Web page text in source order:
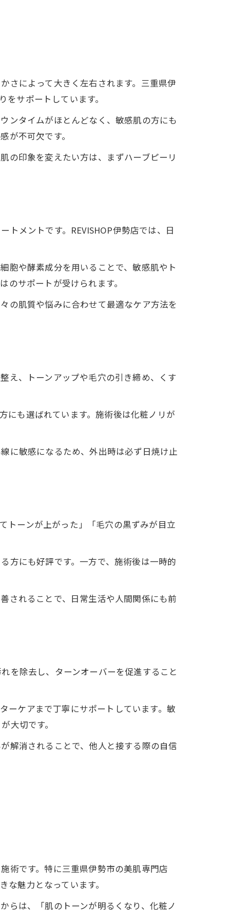
さによって大きく左右されます。三重県伊
サポートしています。
ンタイムがほとんどなく、敏感肌の方にも
が不可欠です。
の印象を変えたい方は、まずハーブピーリ
メントです。REVISHOP伊勢店では、日
胞や酵素成分を用いることで、敏感肌やト
サポートが受けられます。
の肌質や悩みに合わせて最適なケア方法を
え、トーンアップや毛穴の引き締め、くす
にも選ばれています。施術後は化粧ノリが
に敏感になるため、外出時は必ず日焼け止
トーンが上がった」「毛穴の黒ずみが目立
方にも好評です。一方で、施術後は一時的
されることで、日常生活や人間関係にも前
を除去し、ターンオーバーを促進すること
ーケアまで丁寧にサポートしています。敏
大切です。
解消されることで、他人と接する際の自信
術です。特に三重県伊勢市の美肌専門店
魅力となっています。
らは、「肌のトーンが明るくなり、化粧ノ